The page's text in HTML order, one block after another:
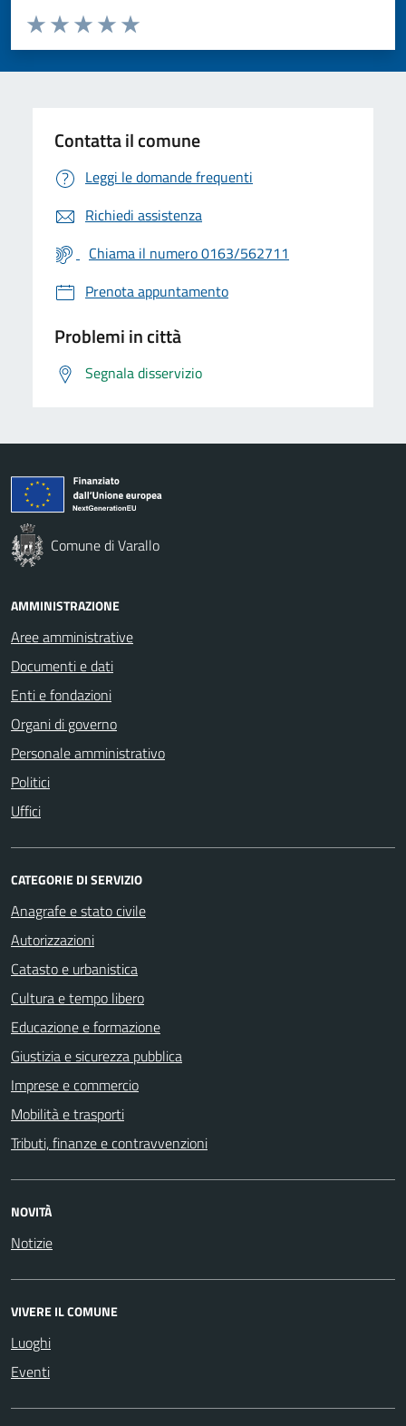
Valuta da 1 a 5 stelle la pagina
Valuta 5 stelle su 5
Valuta 4 stelle su 5
Valuta 3 stelle su 5
Valuta 2 stelle su 5
Valuta 1 stelle su 5
Contatta il comune
Leggi le domande frequenti
Richiedi assistenza
Chiama il numero 0163/562711
Prenota appuntamento
Problemi in città
Segnala disservizio
Comune di Varallo
AMMINISTRAZIONE
Aree amministrative
Documenti e dati
Enti e fondazioni
Organi di governo
Personale amministrativo
Politici
Uffici
CATEGORIE DI SERVIZIO
Anagrafe e stato civile
Autorizzazioni
Catasto e urbanistica
Cultura e tempo libero
Educazione e formazione
Giustizia e sicurezza pubblica
Imprese e commercio
Mobilità e trasporti
Tributi, finanze e contravvenzioni
NOVITÀ
Notizie
VIVERE IL COMUNE
Luoghi
Eventi